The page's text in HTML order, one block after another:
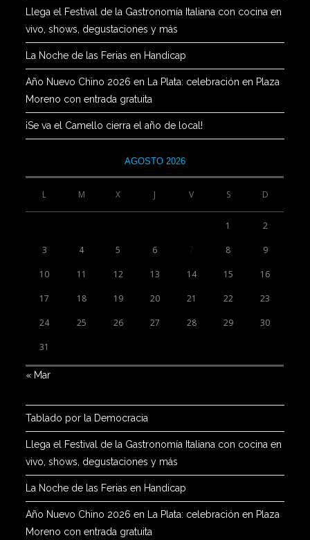
Llega el Festival de la Gastronomía Italiana con cocina en
vivo, shows, degustaciones y más
La Noche de las Ferias en Handicap
Año Nuevo Chino 2026 en La Plata: celebración en Plaza
Moreno con entrada gratuita
¡Se va el Camello cierra el año de local!
AGOSTO 2026
L M X J V S D
1 2
3 4 5 6 8 9
10 11 12 13 14 15 16
17 18 19 20 21 22 23
24 25 26 27 28 29 30
31
« Mar
Tablado por la Democracia
Llega el Festival de la Gastronomía Italiana con cocina en
vivo, shows, degustaciones y más
La Noche de las Ferias en Handicap
Año Nuevo Chino 2026 en La Plata: celebración en Plaza
Moreno con entrada gratuita